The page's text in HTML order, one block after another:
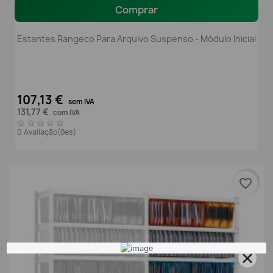
Comprar
Estantes Rangeco Para Arquivo Suspenso - Módulo Inicial
107,13 € sem IVA
131,77 € com IVA
0 Avaliação(ões)
favorite_border